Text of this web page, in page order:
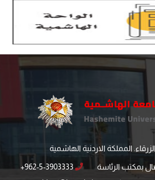
المملكة الاردنية الهاشمية
بمكتب الرئاسة
+962-5-3903333